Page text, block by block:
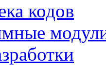
кодов